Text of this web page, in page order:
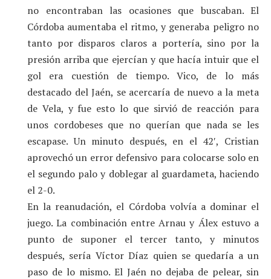
no encontraban las ocasiones que buscaban. El
Córdoba aumentaba el ritmo, y generaba peligro no
tanto por disparos claros a portería, sino por la
presión arriba que ejercían y que hacía intuir que el
gol era cuestión de tiempo. Vico, de lo más
destacado del Jaén, se acercaría de nuevo a la meta
de Vela, y fue esto lo que sirvió de reacción para
unos cordobeses que no querían que nada se les
escapase. Un minuto después, en el 42′, Cristian
aprovechó un error defensivo para colocarse solo en
el segundo palo y doblegar al guardameta, haciendo
el 2-0.
En la reanudación, el Córdoba volvía a dominar el
juego. La combinación entre Arnau y Álex estuvo a
punto de suponer el tercer tanto, y minutos
después, sería Víctor Díaz quien se quedaría a un
paso de lo mismo. El Jaén no dejaba de pelear, sin